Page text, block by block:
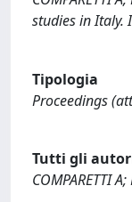
studies in Italy.
Tipologia
Proceedings
Tutti gli
COMPARETTI